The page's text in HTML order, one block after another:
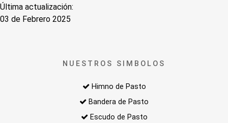
Última actualización:
03 de Febrero 2025
NUESTROS SIMBOLOS
Himno de Pasto
Bandera de Pasto
Escudo de Pasto